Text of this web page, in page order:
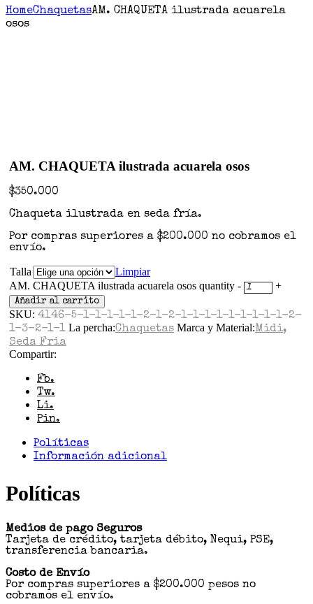
HomeChaquetasAM. CHAQUETA ilustrada acuarela
osos
AM. CHAQUETA ilustrada acuarela osos
$350.000
Chaqueta ilustrada en seda fría.
Por compras superiores a $200.000 no cobramos el
envío.
Talla
Limpiar
AM. CHAQUETA ilustrada acuarela osos quantity - +
Añadir al carrito
SKU: 4146-5-1-1-1-1-1-2-1-2-1-1-1-1-1-1-1-1-1-2-
1-3-2-1-1 La percha:Chaquetas Marca y Material:Midi,
Seda Fria
Compartir:
Fb.
Tw.
Li.
Pin.
Políticas
Información adicional
Políticas
Medios de pago Seguros
Tarjeta de crédito, tarjeta débito, Nequi, PSE,
transferencia bancaria.
Costo de Envío
Por compras superiores a $200.000 pesos no
cobramos el envío.